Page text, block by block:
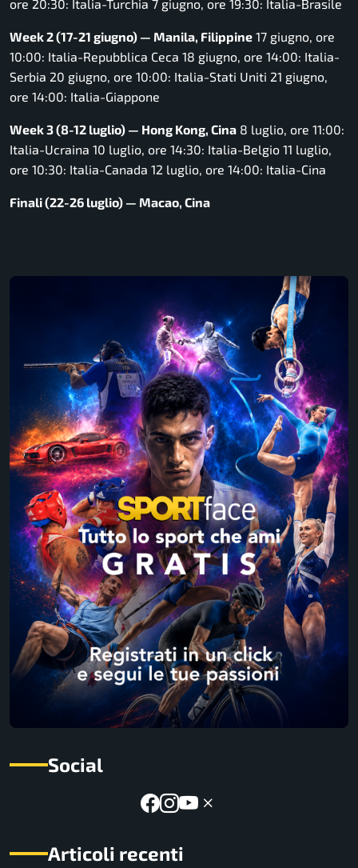
ore 20:30: Italia-Turchia 7 giugno, ore 19:30: Italia-Brasile
Week 2 (17-21 giugno) — Manila, Filippine 17 giugno, ore
10:00: Italia-Repubblica Ceca 18 giugno, ore 14:00: Italia-
Serbia 20 giugno, ore 10:00: Italia-Stati Uniti 21 giugno,
ore 14:00: Italia-Giappone
Week 3 (8-12 luglio) — Hong Kong, Cina 8 luglio, ore 11:00:
Italia-Ucraina 10 luglio, ore 14:30: Italia-Belgio 11 luglio,
ore 10:30: Italia-Canada 12 luglio, ore 14:00: Italia-Cina
Finali (22-26 luglio) — Macao, Cina
Social
Articoli recenti